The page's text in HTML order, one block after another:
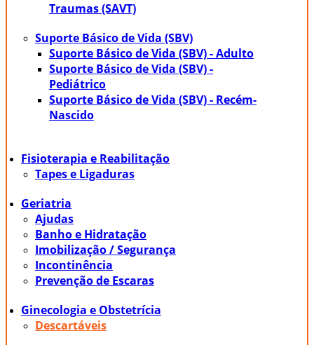
Traumas (SAVT)
Suporte Básico de Vida (SBV)
Suporte Básico de Vida (SBV) - Adulto
Suporte Básico de Vida (SBV) -
Pediátrico
Suporte Básico de Vida (SBV) - Recém-
Nascido
Fisioterapia e Reabilitação
Tapes e Ligaduras
Geriatria
Ajudas
Banho e Hidratação
Imobilização / Segurança
Incontinência
Prevenção de Escaras
Ginecologia e Obstetrícia
Descartáveis